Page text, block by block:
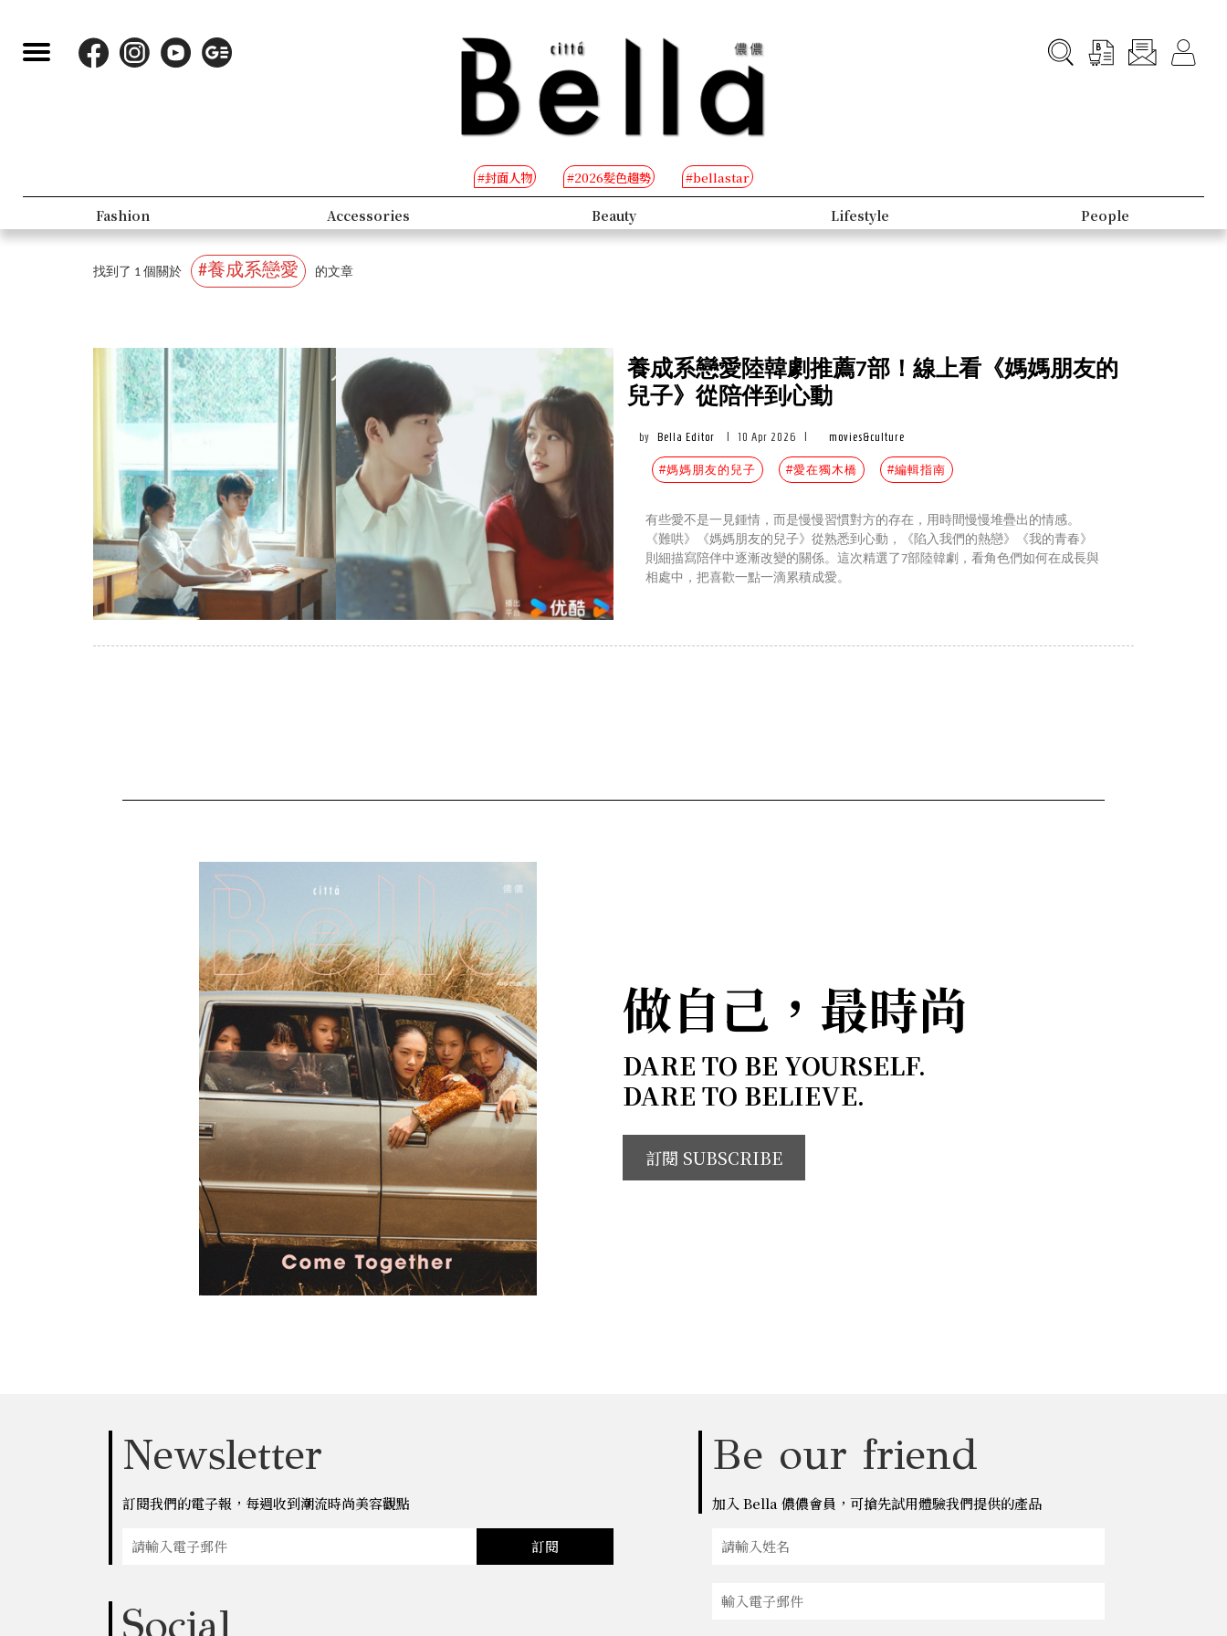
#封面人物 #2026髮色趨勢 #bellastar
Fashion Accessories Beauty Lifestyle People
找到了 1 個關於 #養成系戀愛 的文章
養成系戀愛陸韓劇推薦7部！線上看《媽媽朋友的
兒子》從陪伴到心動
by Bella Editor 10 Apr 2026 movies&culture
#媽媽朋友的兒子 #愛在獨木橋 #編輯指南
有些愛不是一見鍾情，而是慢慢習慣對方的存在，用時間慢慢堆疊出的情感。
《難哄》《媽媽朋友的兒子》從熟悉到心動，《陷入我們的熱戀》《我的青春》
則細描寫陪伴中逐漸改變的關係。這次精選了7部陸韓劇，看角色們如何在成長與
相處中，把喜歡一點一滴累積成愛。
做自己，最時尚
DARE TO BE YOURSELF.
DARE TO BELIEVE.
訂閱 SUBSCRIBE
Newsletter
訂閱我們的電子報，每週收到潮流時尚美容觀點
訂閱
Social
Be our friend
加入 Bella 儂儂會員，可搶先試用體驗我們提供的產品